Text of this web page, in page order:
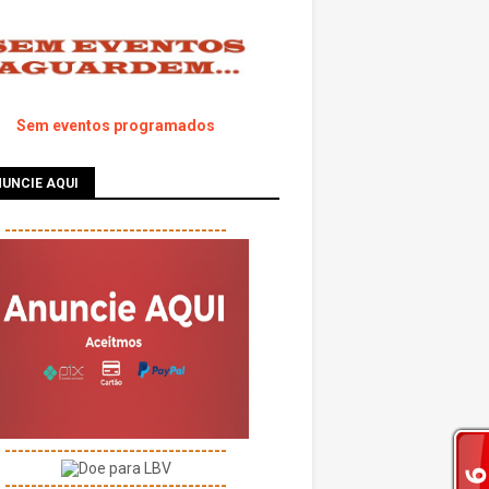
Sem eventos programados
AQUI
----------------------------------
----------------------------------
----------------------------------